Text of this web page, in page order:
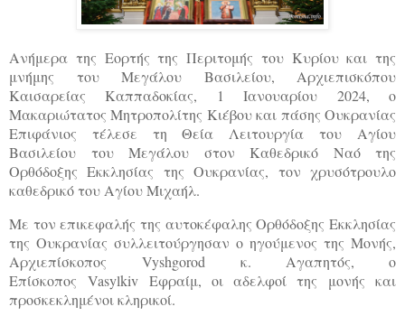
Ανήμερα της Εορτής της Περιτομής του Κυρίου και της
μνήμης του Μεγάλου Βασιλείου, Αρχιεπισκόπου
Καισαρείας Καππαδοκίας, 1 Ιανουαρίου 2024, ο
Μακαριώτατος Μητροπολίτης Κιέβου και πάσης Ουκρανίας
Επιφάνιος τέλεσε τη Θεία Λειτουργία του Αγίου
Βασιλείου του Μεγάλου στον Καθεδρικό Ναό της
Ορθόδοξης Εκκλησίας της Ουκρανίας, τον χρυσότρουλο
καθεδρικό του Αγίου Μιχαήλ.
Με τον επικεφαλής της αυτοκέφαλης Ορθόδοξης Εκκλησίας
της Ουκρανίας συλλειτούργησαν ο ηγούμενος της Μονής,
ΑρχιεπίσκοποςVyshgorod κ. Αγαπητός, ο
Επίσκοπος Vasylkiv Εφραίμ, οι αδελφοί της μονής και
προσκεκλημένοι κληρικοί.